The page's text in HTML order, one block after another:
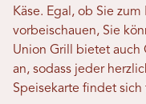
Käse. Egal, ob Sie
vorbeischauen, Sie
Union Grill bietet auch
an, sodass jeder
Speisekarte findet